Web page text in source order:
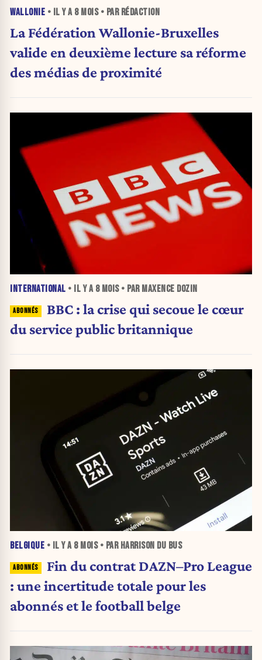
WALLONIE • IL Y A 8 MOIS• PAR RÉDACTION
La Fédération Wallonie-Bruxelles
valide en deuxième lecture sa réforme
des médias de proximité
INTERNATIONAL • IL Y A 8 MOIS• PAR MAXENCE DOZIN
BBC : la crise qui secoue le cœur
du service public britannique
BELGIQUE • IL Y A 8 MOIS• PAR HARRISON DU BUS
Fin du contrat DAZN–Pro League
: une incertitude totale pour les
abonnés et le football belge